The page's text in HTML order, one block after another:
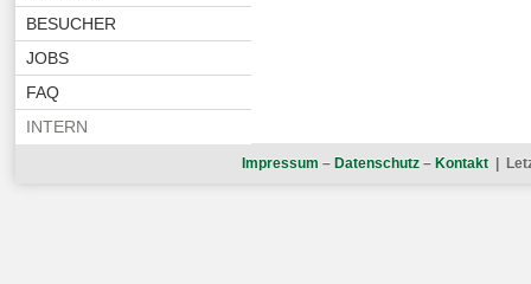
BESUCHER
JOBS
FAQ
INTERN
Impressum – Datenschutz – Kontakt |